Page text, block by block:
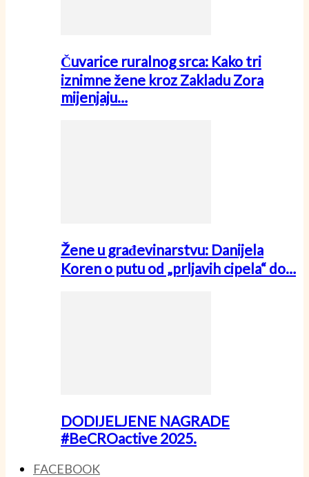
Čuvarice ruralnog srca: Kako tri
iznimne žene kroz Zakladu Zora
mijenjaju…
Žene u građevinarstvu: Danijela
Koren o putu od „prljavih cipela“ do…
DODIJELJENE NAGRADE
#BeCROactive 2025.
FACEBOOK